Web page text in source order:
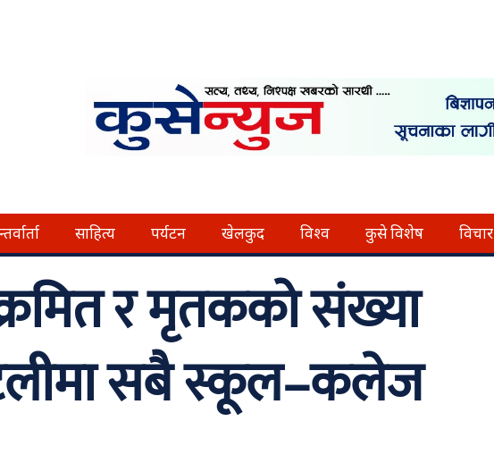
साहित्य पर्यटन खेलकुद विश्व कुसे विशेष विचार
र मृतकको संख्या
सबै स्कूल–कलेज